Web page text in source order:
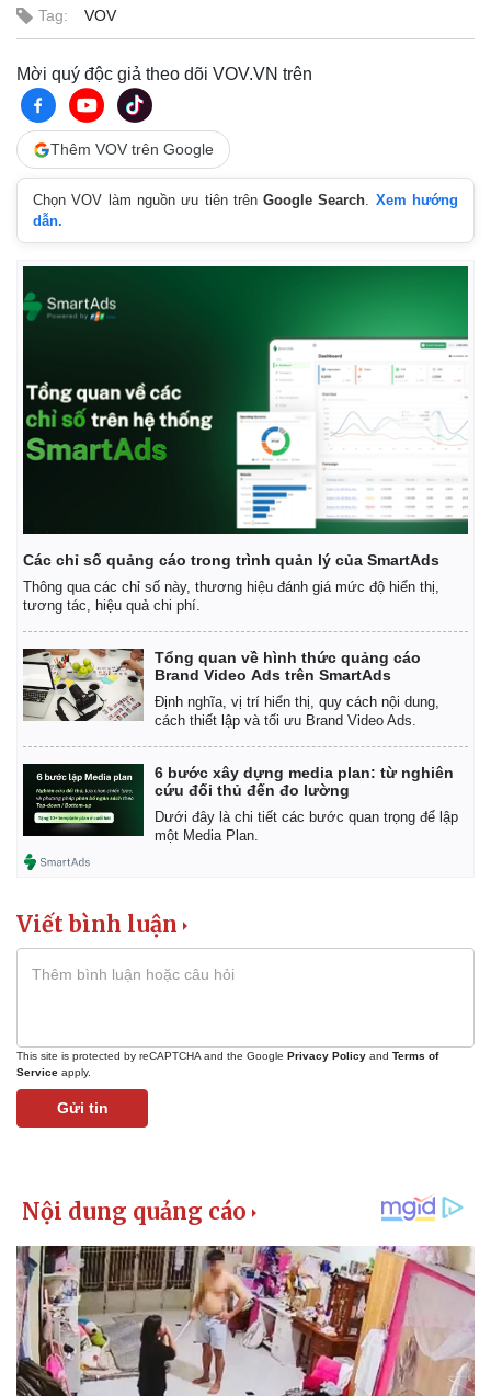
Tư vấn luật
Tag: VOV
Mời quý độc giả theo dõi VOV.VN trên
Thêm VOV trên Google
Chọn VOV làm nguồn ưu tiên trênGoogle Search. Xem hướng
dẫn.
Các chỉ số quảng cáo trong trình quản lý của SmartAds
Thông qua các chỉ số này, thương hiệu đánh giá mức độ hiển thị,
tương tác, hiệu quả chi phí.
Tổng quan về hình thức quảng cáo
Brand Video Ads trên SmartAds
Định nghĩa, vị trí hiển thị, quy cách nội dung,
cách thiết lập và tối ưu Brand Video Ads.
6 bước xây dựng media plan: từ nghiên
cứu đối thủ đến đo lường
Dưới đây là chi tiết các bước quan trọng để lập
một Media Plan.
Viết bình luận
This site is protected by reCAPTCHA and the Google Privacy Policy and Terms of
Service apply.
Gửi tin